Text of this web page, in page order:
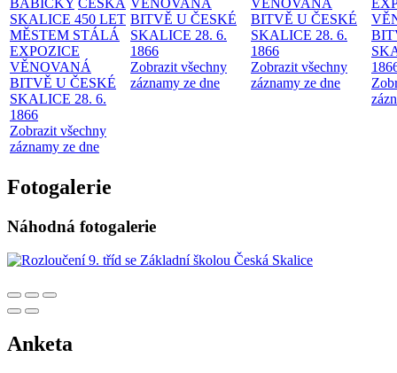
SKALICE 450 LET
MĚSTEM STÁLÁ
EXPOZICE
VĚNOVANÁ
BITVĚ U ČESKÉ
SKALICE 28. 6.
1866
Zobrazit všechny
záznamy ze dne
BITVĚ U ČESKÉ
SKALICE 28. 6.
1866
Zobrazit všechny
záznamy ze dne
BITVĚ U ČESKÉ
SKALICE 28. 6.
1866
Zobrazit všechny
záznamy ze dne
Fotogalerie
Náhodná fotogalerie
Anketa